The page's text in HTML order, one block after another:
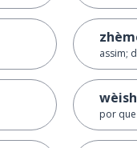
assim;
por